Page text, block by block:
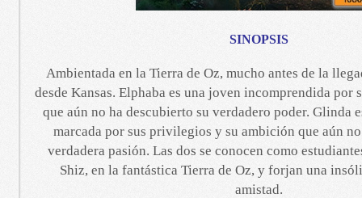
SINOPSIS
Ambientada en la Tierra de Oz, mucho antes de la
desde Kansas. Elphaba es una joven incomprendida por
que aún no ha descubierto su verdadero poder. Glinda
marcada por sus privilegios y su ambición que aún
verdadera pasión. Las dos se conocen como
Shiz, en la fantástica Tierra de Oz, y forjan una
amistad.